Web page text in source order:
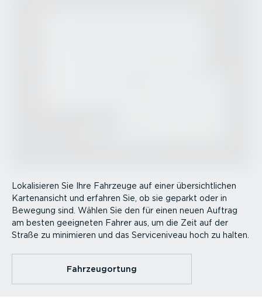
Lokali­sieren Sie Ihre Fahrzeuge auf einer übersicht­lichen
Karten­an­sicht und erfahren Sie, ob sie geparkt oder in
Bewegung sind. Wählen Sie den für einen neuen Auftrag
am besten geeigneten Fahrer aus, um die Zeit auf der
Straße zu minimieren und das Service­niveau hoch zu halten.
Fahrzeu­g­ortung